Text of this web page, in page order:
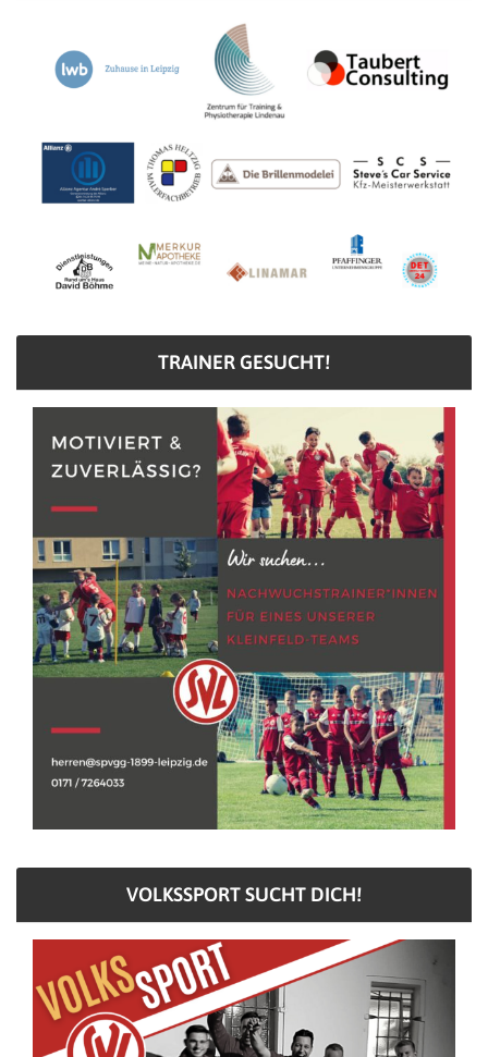
TRAINER GESUCHT!
VOLKSSPORT SUCHT DICH!